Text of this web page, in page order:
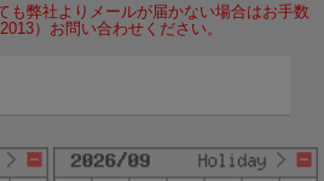
弊社よりメールが届かない場合はお手数
）お問い合わせください。